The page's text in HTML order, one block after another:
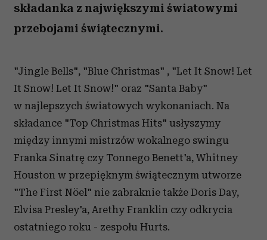
składanka z największymi światowymi
przebojami świątecznymi.
"Jingle Bells", "Blue Christmas" , "Let It Snow! Let
It Snow! Let It Snow!" oraz "Santa Baby"
w najlepszych światowych wykonaniach. Na
składance "Top Christmas Hits" usłyszymy
między innymi mistrzów wokalnego swingu
Franka Sinatrę czy Tonnego Benett'a, Whitney
Houston w przepięknym świątecznym utworze
"The First Nöel" nie zabraknie także Doris Day,
Elvisa Presley'a, Arethy Franklin czy odkrycia
ostatniego roku - zespołu Hurts.